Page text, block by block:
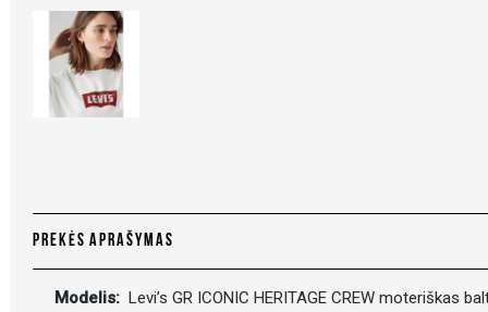
PREKĖS APRAŠYMAS
Modelis: Levi’s GR ICONIC HERITAGE CREW moteriškas